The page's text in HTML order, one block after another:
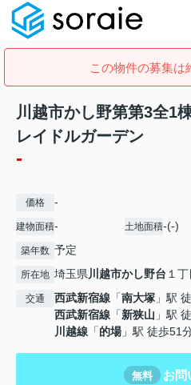
この物件の募集は
川越市かし野第第3全
レイドルガーデン
-
価格 -
建物面積- 土地面積-(-)
築年数 予定
所在地 埼玉県川越市かし野台 １丁
交通 西武新宿線 「南大塚 」駅
西武新宿線 「新狭山 」駅
川越線 「的場」駅 徒歩51
無料 お問